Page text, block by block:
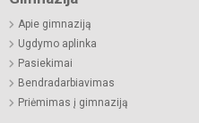
Apie gimnaziją
Ugdymo aplinka
Pasiekimai
Bendradarbiavimas
Priėmimas į gimnaziją